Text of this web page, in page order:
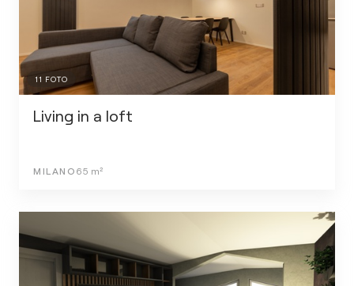
11 FOTO
Living in a loft
MILANO 65 m²